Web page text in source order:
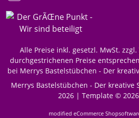
Alle Preise inkl. gesetzl. MwSt. zzgl.
durchgestrichenen Preise
bei Merrys Bastelstübchen - Der
Merrys Bastelstübchen - Der kreative
2026 | Template ©
modified eCommerce